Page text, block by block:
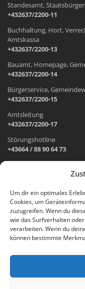
Um dir ein optimales
Cookies, um
zuzugreifen. Wenn du
wie das Surfverhalten
verarbeiten. Wenn du
können bestimmte
Standesamt,
+432637/2200-11
Buchhaltung, Hort,
Amtskassa
+432637/2200-13
Bauamt, Homepage,
+432637/2200-14
Bürgerservice,
+432637/2200-15
Amtsleitung
+432637/2200-17
Störungshotline
+43664 / 88 90 64 73
Wr. Neustädter Straße 1
2733 Grünbach am
Öffnungszeiten
Montag: 8.00 – 12.00 Uhr
Freitag: 8.00 – 12.00 Uhr
Email: